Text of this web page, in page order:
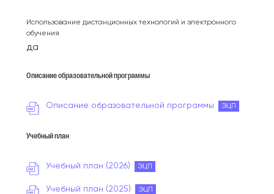
Использование дистанционных технологий и электронного
обучения
да
Описание образовательной программы
Описание образовательной программы ЭЦП
Учебный план
Учебный план (2026) ЭЦП
Учебный план (2025) ЭЦП